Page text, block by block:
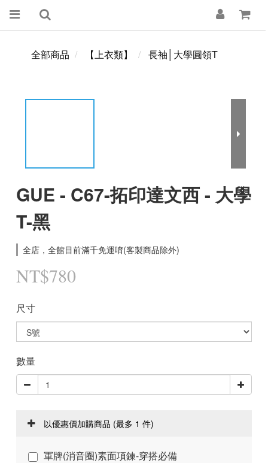
全部商品 【上衣類】 長袖│大學圓領T
GUE - C67-拓印達文西 - 大學
T-黑
全店，全館目前滿千免運唷(客製商品除外)
NT$780
尺寸
數量
以優惠價加購商品 (最多 1 件)
軍牌(消音圈)素面項鍊-穿搭必備